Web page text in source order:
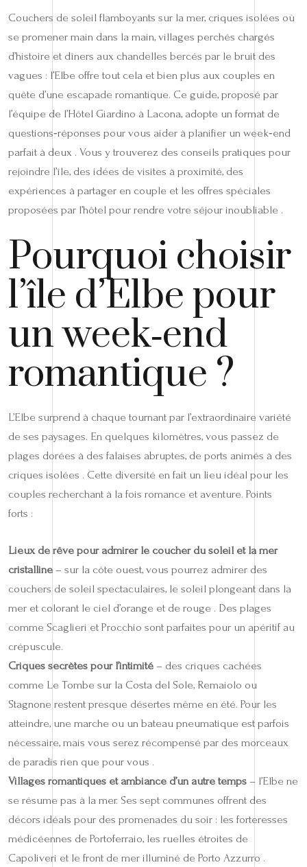
Couchers de soleil flamboyants sur la mer, criques isolées où
se promener main dans la main, villages perchés chargés
d’histoire et dîners aux chandelles bercés par le bruit des
vagues : l’Elbe offre tout cela et bien plus aux couples en
quête d’une escapade romantique. Ce guide, proposé par
l’équipe de l’Hôtel Giardino à Lacona, adopte un format de
questions‑réponses pour vous aider à planifier un week‑end
parfait à deux . Vous y trouverez des conseils pratiques pour
rejoindre l’île, des idées de visites à proximité, des
expériences à partager en couple et les offres spéciales
proposées par l’hôtel pour rendre votre séjour inoubliable .
Pourquoi choisir
l’île d’Elbe pour
un week‑end
romantique ?
L’Elbe surprend à chaque tournant par l’extraordinaire variété
de ses paysages. En quelques kilomètres, vous passez de
plages dorées à des falaises abruptes, de ports animés à des
criques isolées . Cette diversité en fait un lieu idéal pour les
couples recherchant à la fois romance et aventure. Points
forts :
Lieux de rêve pour admirer le coucher du soleil et la mer
cristalline – sur la côte ouest, vous pourrez admirer des
couchers de soleil spectaculaires, le soleil plongeant dans la
mer et colorant le ciel d’orange et de rouge . Des plages
comme Scaglieri et Procchio sont parfaites pour un apéritif au
crépuscule.
Criques secrètes pour l’intimité – des criques cachées
comme Le Tombe sur la Costa del Sole, Remaiolo ou
Stagnone restent presque désertes même en été. Pour les
atteindre, une marche ou un bateau pneumatique est parfois
nécessaire, mais vous serez récompensé par des morceaux
de paradis rien que pour vous .
Villages romantiques et ambiance d’un autre temps – l’Elbe ne
se résume pas à la mer. Ses sept communes offrent des
décors idéals pour des promenades du soir : les forteresses
médicéennes de Portoferraio, les ruelles étroites de
Capoliveri et le front de mer illuminé de Porto Azzurro .